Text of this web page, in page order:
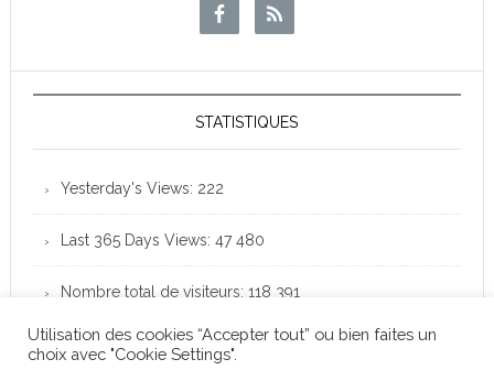
STATISTIQUES
Yesterday's Views: 222
Last 365 Days Views: 47 480
Nombre total de visiteurs: 118 391
Club Loisirs Léo Lagrange de Colomiers - Copyright
Utilisation des cookies “Accepter tout” ou bien faites un
choix avec "Cookie Settings".